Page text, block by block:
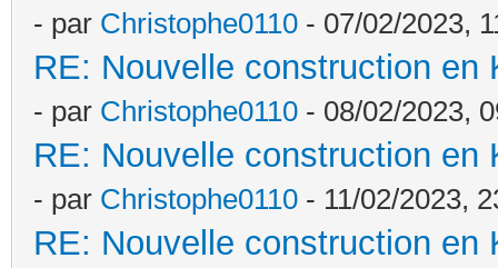
- par Christophe0110 - 07/02/2023,
RE: Nouvelle construction
- par Christophe0110 - 08/02/2023,
RE: Nouvelle construction
- par Christophe0110 - 11/02/2023,
RE: Nouvelle construction